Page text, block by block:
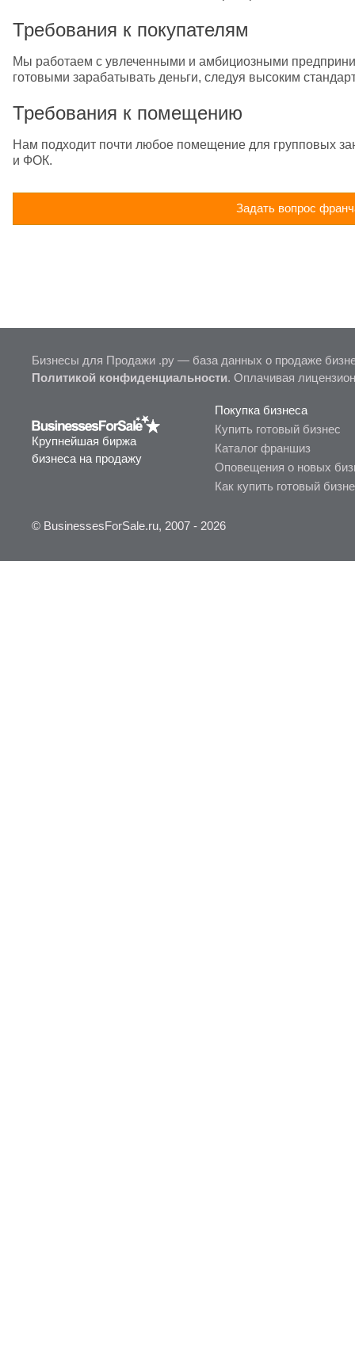
Требования к покупателям
Мы работаем с увлеченными и амбициозными
готовыми зарабатывать деньги, следуя высоким
Требования к помещению
Нам подходит почти любое помещение для групповых
и ФОК.
Задать вопрос
Бизнесы для Продажи .ру — база данных о продаже
Политикой конфиденциальности. Оплачивая
Крупнейшая биржа
бизнеса на продажу
Покупка бизнеса
Купить готовый бизнес
Каталог франшиз
Оповещения о новых
Как купить готовый
© BusinessesForSale.ru, 2007 - 2026